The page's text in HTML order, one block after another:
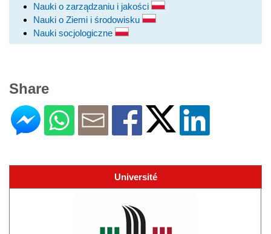
Nauki o zarządzaniu i jakości
Nauki o Ziemi i środowisku
Nauki socjologiczne
Share
Université